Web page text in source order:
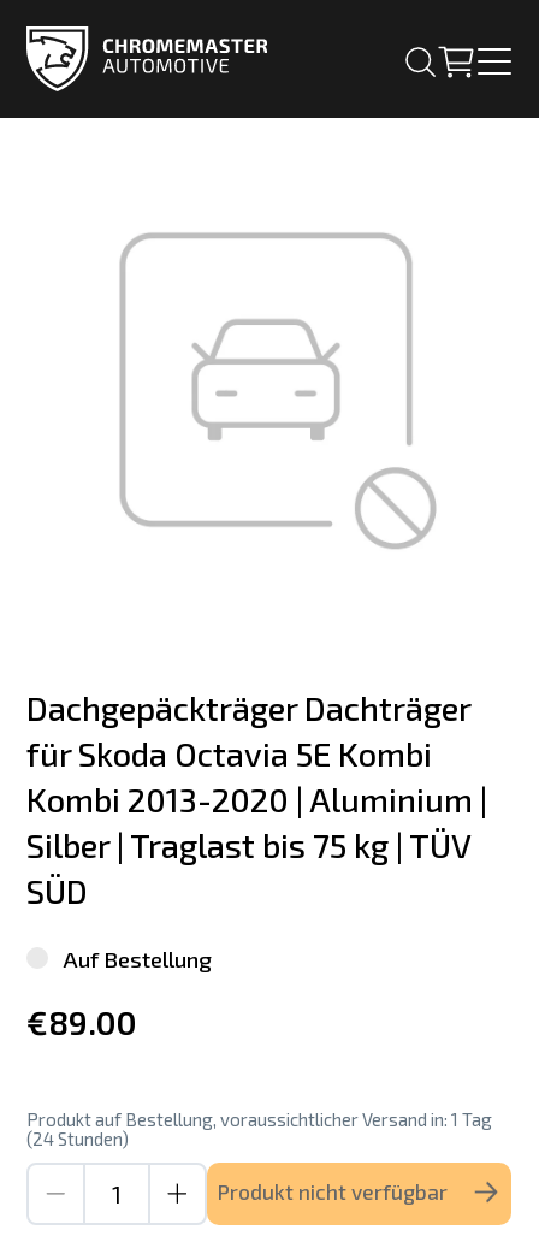
Dachgepäckträger Dachträger
für Skoda Octavia 5E Kombi
Kombi 2013-2020 | Aluminium |
Silber | Traglast bis 75 kg | TÜV
SÜD
Auf Bestellung
€89.00
Produkt auf Bestellung, voraussichtlicher Versand in: 1 Tag
(24 Stunden)
Produkt nicht verfügbar